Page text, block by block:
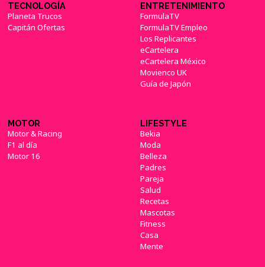
TECNOLOGÍA
Planeta Trucos
Capitán Ofertas
ENTRETENIMIENTO
FormulaTV
FormulaTV Empleo
Los Replicantes
eCartelera
eCartelera México
Movienco UK
Guía de Japón
MOTOR
Motor & Racing
F1 al día
Motor 16
LIFESTYLE
Bekia
Moda
Belleza
Padres
Pareja
Salud
Recetas
Mascotas
Fitness
Casa
Mente